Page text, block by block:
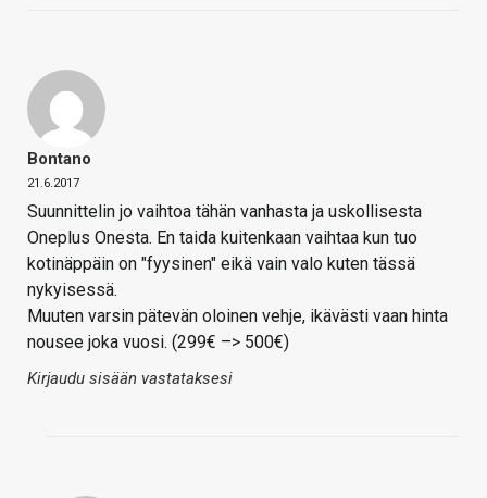
Bontano
21.6.2017
Suunnittelin jo vaihtoa tähän vanhasta ja uskollisesta
Oneplus Onesta. En taida kuitenkaan vaihtaa kun tuo
kotinäppäin on "fyysinen" eikä vain valo kuten tässä
nykyisessä.
Muuten varsin pätevän oloinen vehje, ikävästi vaan hinta
nousee joka vuosi. (299€ –> 500€)
Kirjaudu sisään vastataksesi